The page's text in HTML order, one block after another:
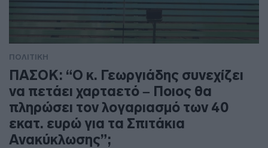
ΠΟΛΙΤΙΚΗ
ΠΑΣΟΚ: “Ο κ. Γεωργιάδης συνεχίζει
να πετάει χαρταετό – Ποιος θα
πληρώσει τον λογαριασμό των 40
εκατ. ευρώ για τα Σπιτάκια
Ανακύκλωσης”;